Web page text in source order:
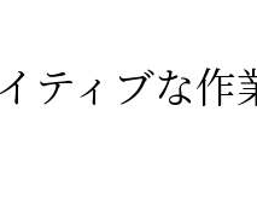
ティブな作